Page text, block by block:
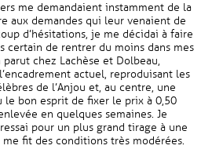
me demandaient instamment de la
aux demandes qui leur venaient de
d’hésitations, je me décidai à faire
certain de rentrer du moins dans mes
chez Lachèse et Dolbeau,
actuel, reproduisant les
de l’Anjou et, au centre, une
le bon esprit de fixer le prix à 0,50
en quelques semaines. Je
pour un plus grand tirage à une
fit des conditions très modérées.